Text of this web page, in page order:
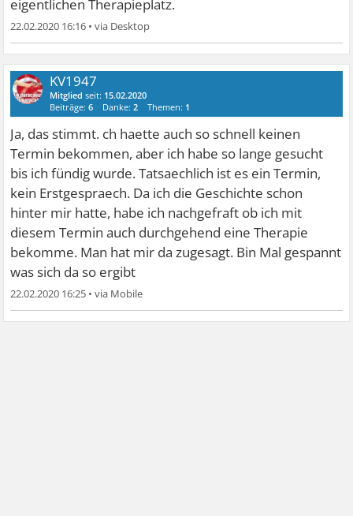
eigentlichen Therapieplatz.
22.02.2020 16:16 •
KV1947
Mitglied seit: 15.02.2020
Beiträge:6 Danke:2 Themen: 1
Ja, das stimmt. ch haette auch so schnell keinen
Termin bekommen, aber ich habe so lange gesucht
bis ich fündig wurde. Tatsaechlich ist es ein Termin,
kein Erstgespraech. Da ich die Geschichte schon
hinter mir hatte, habe ich nachgefraft ob ich mit
diesem Termin auch durchgehend eine Therapie
bekomme. Man hat mir da zugesagt. Bin Mal gespannt
was sich da so ergibt
22.02.2020 16:25 •